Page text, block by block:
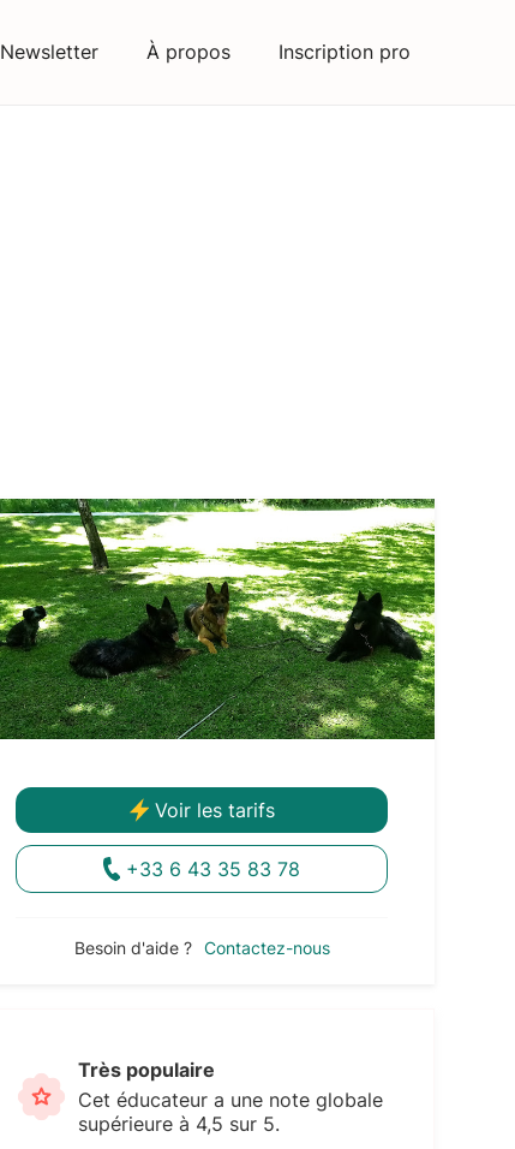
Newsletter À propos Inscription pro
Voir les tarifs
+33 6 43 35 83 78
Besoin d'aide ? Contactez-nous
Très populaire
Cet éducateur a une note globale
supérieure à 4,5 sur 5.